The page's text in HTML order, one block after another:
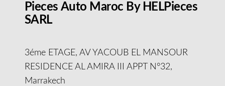
Pieces Auto Maroc By HELPieces
SARL
3éme ETAGE, AV YACOUB EL MANSOUR
RESIDENCE AL AMIRA III APPT N°32,
Marrakech